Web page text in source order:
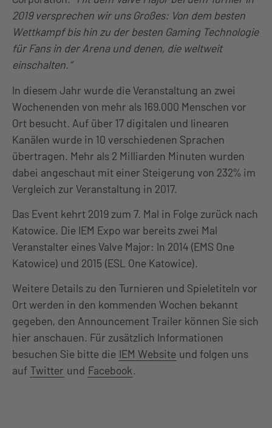
2019 versprechen wir uns Großes: Von dem besten
Wettkampf bis hin zu der besten Gaming Technologie
für Fans in der Arena und denen, die weltweit
einschalten.“
In diesem Jahr wurde die Veranstaltung an zwei
Wochenenden von mehr als 169.000 Menschen vor
Ort besucht. Auf über 17 digitalen und linearen
Kanälen wurde in 10 verschiedenen Sprachen
übertragen. Mehr als 2 Milliarden Minuten wurden
dabei angeschaut mit einer Steigerung von 232% im
Vergleich zur Veranstaltung in 2017.
Das Event kehrt 2019 zum 7. Mal in Folge zurück nach
Katowice. Die IEM Expo war bereits zwei Mal
Veranstalter eines Valve Major: In 2014 (EMS One
Katowice) und 2015 (ESL One Katowice).
Weitere Details zu den Turnieren und Spieletiteln vor
Ort werden in den kommenden Wochen bekannt
gegeben, den Announcement Trailer können Sie sich
hier anschauen. Für zusätzlich Informationen
besuchen Sie bitte die IEM Website und folgen uns
auf Twitter und Facebook.